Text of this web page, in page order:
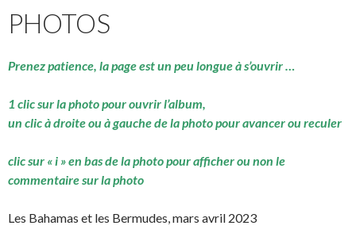
PHOTOS
Prenez patience, la page est un peu longue à s’ouvrir …
1 clic sur la photo pour ouvrir l’album,
un clic à droite ou à gauche de la photo pour avancer ou reculer
clic sur « i » en bas de la photo pour afficher ou non le
commentaire sur la photo
Les Bahamas et les Bermudes, mars avril 2023